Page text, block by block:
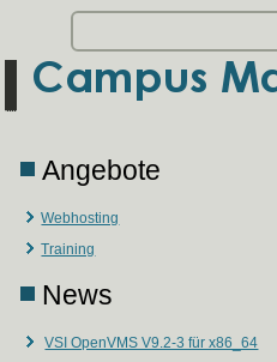
Angebote
Webhosting
Training
News
VSI OpenVMS V9.2-3 für x86_64